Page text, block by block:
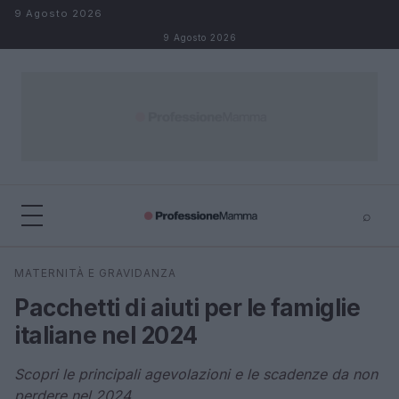
Salta al contenuto
9 Agosto 2026
9 Agosto 2026
⌕
Cerca
MATERNITÀ E GRAVIDANZA
Pacchetti di aiuti per le famiglie
italiane nel 2024
Scopri le principali agevolazioni e le scadenze da non
perdere nel 2024